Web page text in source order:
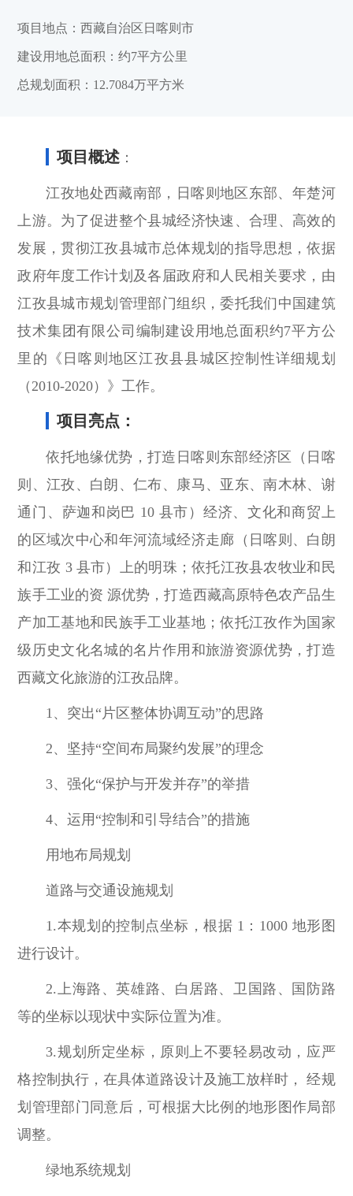
项目地点：西藏自治区日喀则市
建设用地总面积：约7平方公里
总规划面积：12.7084万平方米
项目概述 ：
江孜地处西藏南部，日喀则地区东部、年楚河
上游。为了促进整个县城经济快速、合理、高效的
发展，贯彻江孜县城市总体规划的指导思想，依据
政府年度工作计划及各届政府和人民相关要求，由
江孜县城市规划管理部门组织，委托我们中国建筑
技术集团有限公司编制建设用地总面积约7平方公
里的《日喀则地区江孜县县城区控制性详细规划
（2010-2020）》工作。
项目亮点：
依托地缘优势，打造日喀则东部经济区（日喀
则、江孜、白朗、仁布、康马、亚东、南木林、谢
通门、萨迦和岗巴 10 县市）经济、文化和商贸上
的区域次中心和年河流域经济走廊（日喀则、白朗
和江孜 3 县市）上的明珠；依托江孜县农牧业和民
族手工业的资 源优势，打造西藏高原特色农产品生
产加工基地和民族手工业基地；依托江孜作为国家
级历史文化名城的名片作用和旅游资源优势，打造
西藏文化旅游的江孜品牌。
1、突出“片区整体协调互动”的思路
2、坚持“空间布局聚约发展”的理念
3、强化“保护与开发并存”的举措
4、运用“控制和引导结合”的措施
用地布局规划
道路与交通设施规划
1.本规划的控制点坐标，根据 1：1000 地形图
进行设计。
2.上海路、英雄路、白居路、卫国路、国防路
等的坐标以现状中实际位置为准。
3.规划所定坐标，原则上不要轻易改动，应严
格控制执行，在具体道路设计及施工放样时， 经规
划管理部门同意后，可根据大比例的地形图作局部
调整。
绿地系统规划